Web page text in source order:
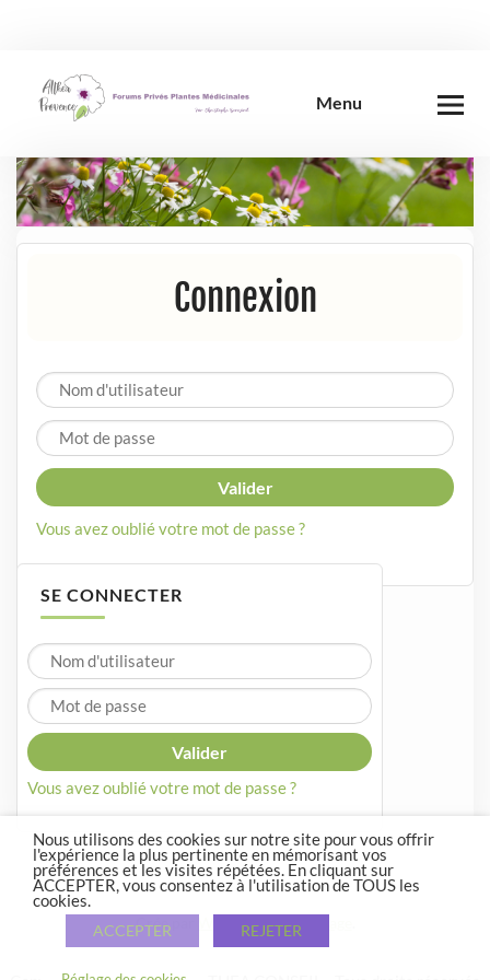
content
Menu
Connexion
Vous avez oublié votre mot de passe ?
SE CONNECTER
Vous avez oublié votre mot de passe ?
Crée par WordPressetCourage
Nous utilisons des cookies sur notre site pour vous offrir
l'expérience la plus pertinente en mémorisant vos
préférences et les visites répétées. En cliquant sur
ACCEPTER, vous consentez à l'utilisation de TOUS les
cookies.
ACCEPTER
REJETER